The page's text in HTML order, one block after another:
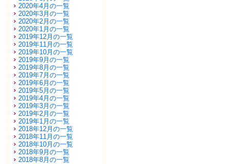
2020年4月の一覧
2020年3月の一覧
2020年2月の一覧
2020年1月の一覧
2019年12月の一覧
2019年11月の一覧
2019年10月の一覧
2019年9月の一覧
2019年8月の一覧
2019年7月の一覧
2019年6月の一覧
2019年5月の一覧
2019年4月の一覧
2019年3月の一覧
2019年2月の一覧
2019年1月の一覧
2018年12月の一覧
2018年11月の一覧
2018年10月の一覧
2018年9月の一覧
2018年8月の一覧